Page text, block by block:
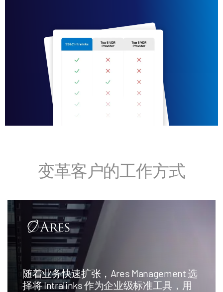
变革客户的工作方式
随着业务快速扩张，Ares Management 选
择将 Intralinks 作为企业级标准工具，用